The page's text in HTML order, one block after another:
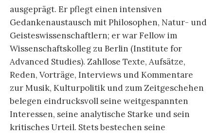
ausgeprägt. Er pflegt einen intensiven
Gedankenaustausch mit Philosophen, Natur- und
Geisteswissenschaftlern; er war Fellow im
Wissenschaftskolleg zu Berlin (Institute for
Advanced Studies). Zahllose Texte, Aufsätze,
Reden, Vorträge, Interviews und Kommentare
zur Musik, Kulturpolitik und zum Zeitgeschehen
belegen eindrucksvoll seine weitgespannten
Interessen, seine analytische Starke und sein
kritisches Urteil. Stets bestechen seine